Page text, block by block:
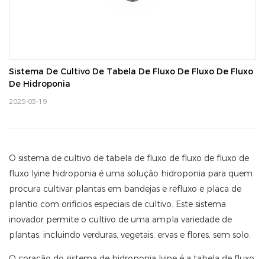
Sistema De Cultivo De Tabela De Fluxo De Fluxo De Fluxo
De Hidroponia
2025-03-19
O sistema de cultivo de tabela de fluxo de fluxo de fluxo de
fluxo lyine hidroponia é uma solução hidroponia para quem
procura cultivar plantas em bandejas e refluxo e placa de
plantio com orifícios especiais de cultivo. Este sistema
inovador permite o cultivo de uma ampla variedade de
plantas, incluindo verduras, vegetais, ervas e flores, sem solo.